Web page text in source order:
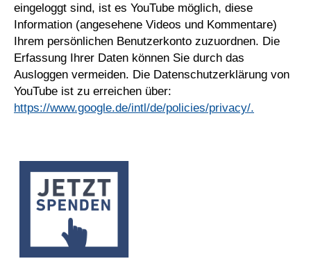
eingeloggt sind, ist es YouTube möglich, diese
Information (angesehene Videos und Kommentare)
Ihrem persönlichen Benutzerkonto zuzuordnen. Die
Erfassung Ihrer Daten können Sie durch das
Ausloggen vermeiden. Die Datenschutzerklärung von
YouTube ist zu erreichen über:
https://www.google.de/intl/de/policies/privacy/.